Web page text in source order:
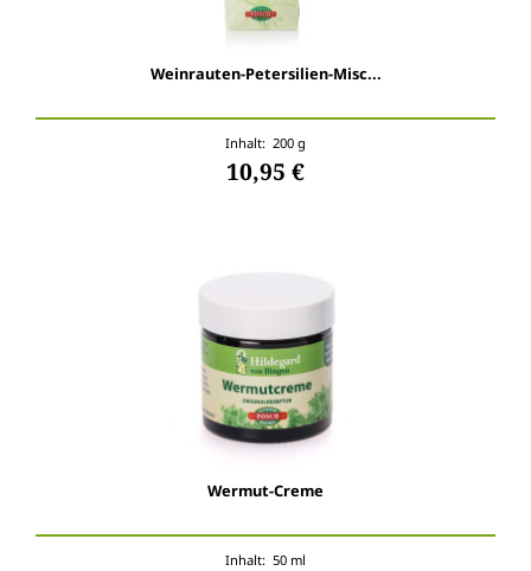
Weinrauten-Petersilien-Misc...
Inhalt: 200 g
10,95 €
Wermut-Creme
Inhalt: 50 ml